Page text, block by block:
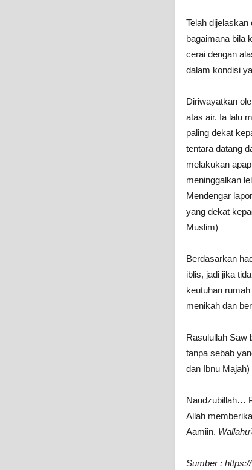
Telah
bagaimana bila
cerai dengan
dalam kondisi
Diriwayatkan
atas air. Ia lalu
paling dekat
tentara datang
melakukan
meninggalkan
Mendengar
yang dekat
Muslim)
Berdasarkan
iblis, jadi jika
keutuhan
menikah dan
Rasulullah Saw
tanpa sebab
dan Ibnu Majah)
Naudzubillah…
Allah
Aamiin.
Sumber :